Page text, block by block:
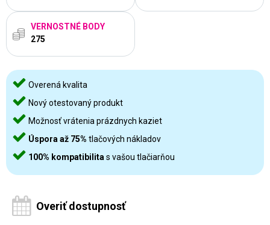
VERNOSTNÉ BODY
275
Overená kvalita
Nový otestovaný produkt
Možnosť vrátenia prázdnych kaziet
Úspora až 75% tlačových nákladov
100% kompatibilita s vašou tlačiarňou
Overiť dostupnosť